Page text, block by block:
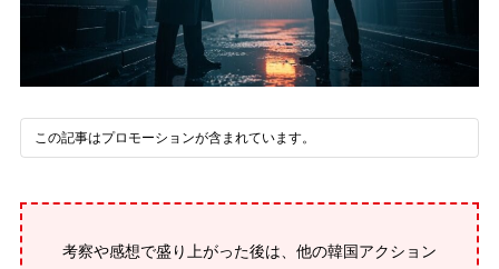
この記事はプロモーションが含まれています。
考察や感想で盛り上がった後は、他の韓国アクション